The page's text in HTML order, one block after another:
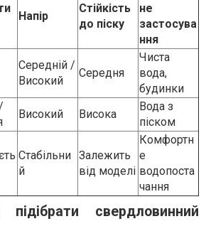
Напір
Стійкість
до піску
не
застосува
ння
Середній /
Високий
Середня
Чиста
вода,
будинки
Високий Висока
Вода з
піском
Стабільни
й
Залежить
від моделі
Комфортн
е
водопоста
чання
свердловинний